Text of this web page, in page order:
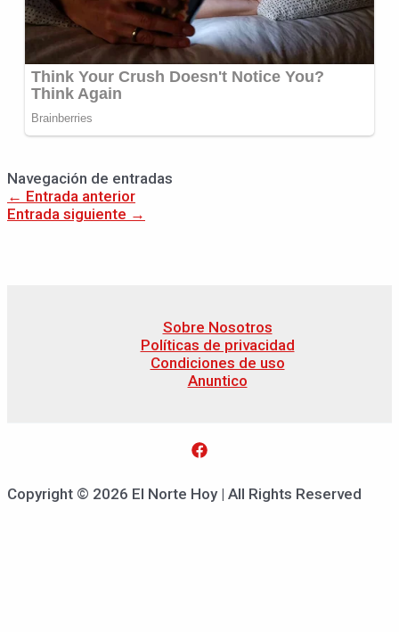
Navegación de entradas
← Entrada anterior
Entrada siguiente →
Sobre Nosotros
Políticas de privacidad
Condiciones de uso
Anuntico
Copyright © 2026 El Norte Hoy | All Rights Reserved